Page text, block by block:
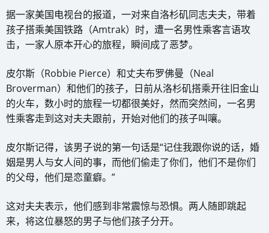
据一家美国电视台的报道，一对来自洛杉矶同志夫夫，带着
孩子搭乘美国铁路（Amtrak）时，遭一名男性乘客言语攻
击，一家人原本开心的旅程，瞬间成了恶梦。
皮尔斯（Robbie Pierce）和丈夫布罗佛曼（Neal
Broverman）和他们的孩子，日前从洛杉矶搭乘开往旧金山
的火车，数小时的旅程一切都很美好，然而突然间，一名男
性乘客走到这对夫夫跟前，开始对他们的孩子叫嚷。
皮尔斯记得，该男子说的第一句话是“记住我跟你说的话，婚
姻是男人与女人间的事，而他们偷走了你们，他们不是你们
的父母，他们是恋童癖。”
这对夫夫表示，他们感到非常震惊与恐惧。两人随即跳起
来，将这位暴怒的男子与他们孩子分开。